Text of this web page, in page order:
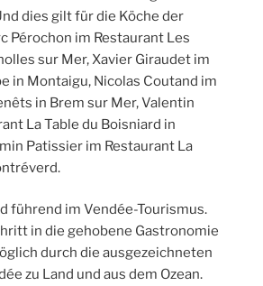
dies gilt für die Köche der
Pérochon im Restaurant Les
sur Mer, Xavier Giraudet im
in Montaigu, Nicolas Coutand im
in Brem sur Mer, Valentin
La Table du Boisniard in
Patissier im Restaurant La
führend im Vendée-Tourismus.
in die gehobene Gastronomie
durch die ausgezeichneten
zu Land und aus dem Ozean.